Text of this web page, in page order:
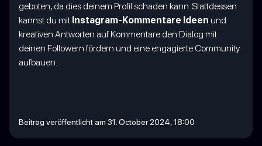
geboten, da dies deinem Profil schaden kann. Stattdessen
kannst du mit Instagram-Kommentare Ideen und
kreativen Antworten auf Kommentare den Dialog mit
deinen Followern fördern und eine engagierte Community
aufbauen.
Beitrag veröffentlicht am 31. October 2024, 18:00